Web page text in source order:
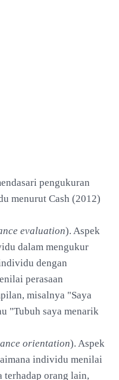
pengukuran
menurut Cash (2012)
evaluation). Aspek
dalam mengukur
dengan
perasaan
misalnya "Saya
"Tubuh saya menarik
orientation). Aspek
individu menilai
terhadap orang lain,